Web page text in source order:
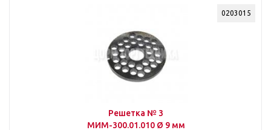
0203015
Решетка № 3
МИМ-300.01.010 Ø 9 мм